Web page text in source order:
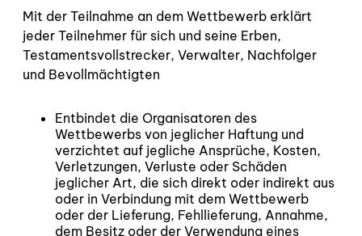
Mit der Teilnahme an dem Wettbewerb erklärt
jeder Teilnehmer für sich und seine Erben,
Testamentsvollstrecker, Verwalter, Nachfolger
und Bevollmächtigten
Entbindet die Organisatoren des
Wettbewerbs von jeglicher Haftung und
verzichtet auf jegliche Ansprüche, Kosten,
Verletzungen, Verluste oder Schäden
jeglicher Art, die sich direkt oder indirekt aus
oder in Verbindung mit dem Wettbewerb
oder der Lieferung, Fehllieferung, Annahme,
dem Besitz oder der Verwendung eines